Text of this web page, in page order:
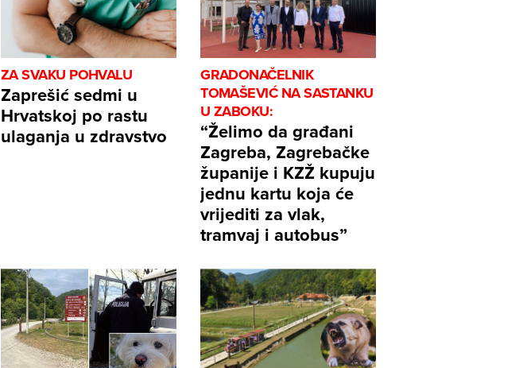
ZA SVAKU POHVALU
Zaprešić sedmi u
Hrvatskoj po rastu
ulaganja u zdravstvo
GRADONAČELNIK
TOMAŠEVIĆ NA SASTANKU
U ZABOKU:
“Želimo da građani
Zagreba, Zagrebačke
županije i KZŽ kupuju
jednu kartu koja će
vrijediti za vlak,
tramvaj i autobus”